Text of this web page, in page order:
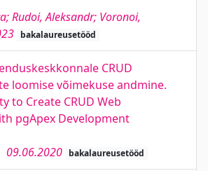
Rudoi, Aleksandr; Voronoi,
bakalaureusetööd
CRUD
loomise võimekuse andmine.
to Create CRUD Web
pgApex Development
09.06.2020 bakalaureusetööd